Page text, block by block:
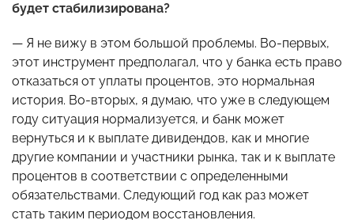
будет стабилизирована?
— Я не вижу в этом большой проблемы. Во-первых,
этот инструмент предполагал, что у банка есть право
отказаться от уплаты процентов, это нормальная
история. Во-вторых, я думаю, что уже в следующем
году ситуация нормализуется, и банк может
вернуться и к выплате дивидендов, как и многие
другие компании и участники рынка, так и к выплате
процентов в соответствии с определенными
обязательствами. Следующий год как раз может
стать таким периодом восстановления.